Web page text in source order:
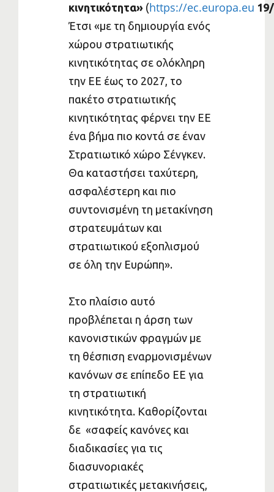
κινητικότητα» (https://ec.europa.eu
Έτσι «με τη δημιουργία ενός
χώρου στρατιωτικής
κινητικότητας σε ολόκληρη
την ΕΕ έως το 2027, το
πακέτο στρατιωτικής
κινητικότητας φέρνει την ΕΕ
ένα βήμα πιο κοντά σε έναν
Στρατιωτικό χώρο Σένγκεν.
Θα καταστήσει ταχύτερη,
ασφαλέστερη και πιο
συντονισμένη τη μετακίνηση
στρατευμάτων και
στρατιωτικού εξοπλισμού
σε όλη την Ευρώπη».
Στο πλαίσιο αυτό
προβλέπεται η άρση των
κανονιστικών φραγμών με
τη θέσπιση εναρμονισμένων
κανόνων σε επίπεδο ΕΕ για
τη στρατιωτική
κινητικότητα. Καθορίζονται
δε «σαφείς κανόνες και
διαδικασίες για τις
διασυνοριακές
στρατιωτικές μετακινήσεις,